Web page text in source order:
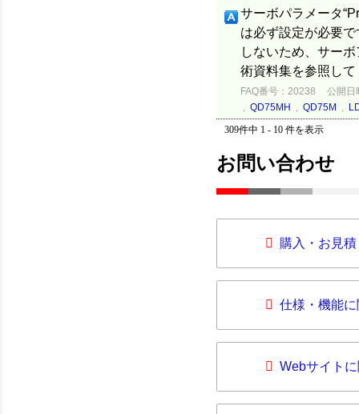
サーボパラメータ
は必ず設定が必要
しないため、サー
術資料集を参照し
FAQ番号：20238
公開日
, QD75MH , QD75M ,
309件中 1 - 10 件を表示
お問い合わせ
購入・お見
仕様・機能
Webサイト